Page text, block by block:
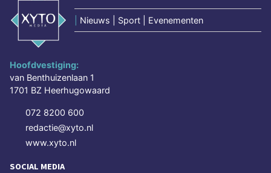
Nieuws | Sport | Evenementen
Hoofdvestiging:
van Benthuizenlaan 1
1701 BZ Heerhugowaard
072 8200 600
redactie@xyto.nl
www.xyto.nl
SOCIAL MEDIA